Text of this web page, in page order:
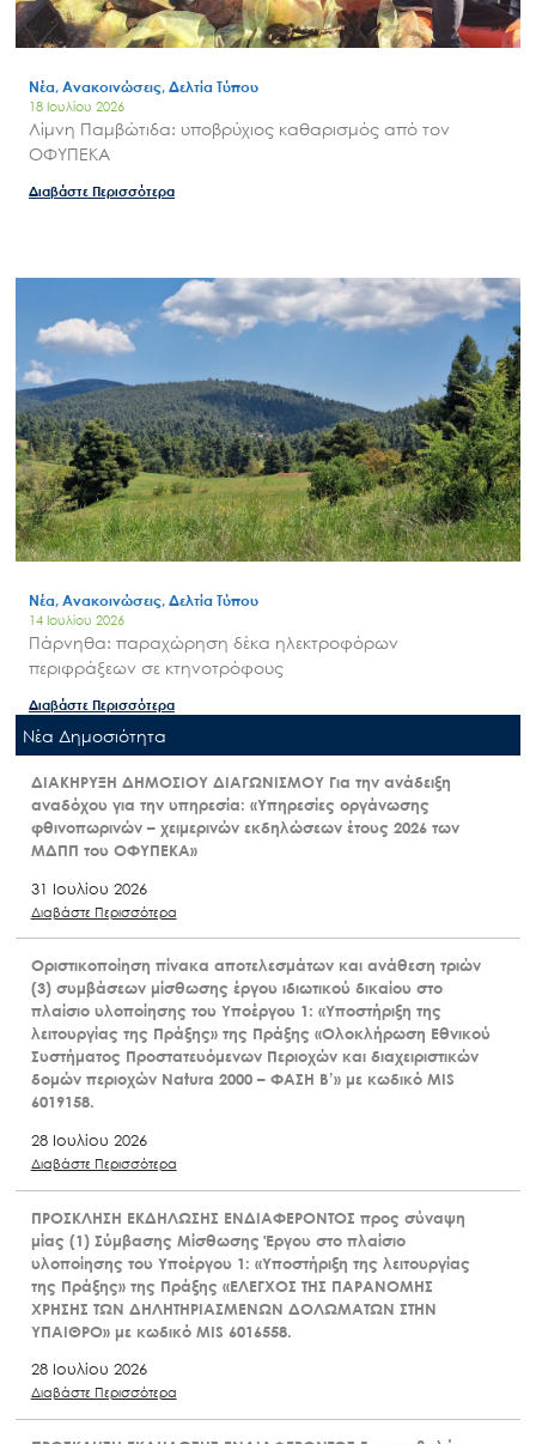
Search
for:
Ο.ΦΥ.ΠΕ.Κ.Α.
Επικοινωνία
Νέα, Ανακοινώσεις, Δελτία Τύπου
18 Ιουλίου 2026
Λίμνη Παμβώτιδα: υποβρύχιος καθαρισμός από τον
ΟΦΥΠΕΚΑ
Διαβάστε Περισσότερα
Νέα, Ανακοινώσεις, Δελτία Τύπου
14 Ιουλίου 2026
Πάρνηθα: παραχώρηση δέκα ηλεκτροφόρων
περιφράξεων σε κτηνοτρόφους
Διαβάστε Περισσότερα
Nέα Δημοσιότητα
ΔΙΑΚΗΡΥΞΗ ΔΗΜΟΣΙΟΥ ΔΙΑΓΩΝΙΣΜΟΥ Για την ανάδειξη
αναδόχου για την υπηρεσία: «Υπηρεσίες οργάνωσης
φθινοπωρινών – χειμερινών εκδηλώσεων έτους 2026 των
ΜΔΠΠ του ΟΦΥΠΕΚΑ»
31 Ιουλίου 2026
Διαβάστε Περισσότερα
Οριστικοποίηση πίνακα αποτελεσμάτων και ανάθεση τριών
(3) συμβάσεων μίσθωσης έργου ιδιωτικού δικαίου στο
πλαίσιο υλοποίησης του Υποέργου 1: «Υποστήριξη της
λειτουργίας της Πράξης» της Πράξης «Ολοκλήρωση Εθνικού
Συστήματος Προστατευόμενων Περιοχών και διαχειριστικών
δομών περιοχών Natura 2000 – ΦΑΣΗ Β’» με κωδικό MIS
6019158.
28 Ιουλίου 2026
Διαβάστε Περισσότερα
ΠΡΟΣΚΛΗΣΗ ΕΚΔΗΛΩΣΗΣ ΕΝΔΙΑΦΕΡΟΝΤΟΣ προς σύναψη
μίας (1) Σύμβασης Μίσθωσης Έργου στο πλαίσιο
υλοποίησης του Υποέργου 1: «Υποστήριξη της λειτουργίας
της Πράξης» της Πράξης «ΕΛΕΓΧΟΣ ΤΗΣ ΠΑΡΑΝΟΜΗΣ
ΧΡΗΣΗΣ ΤΩΝ ΔΗΛΗΤΗΡΙΑΣΜΕΝΩΝ ΔΟΛΩΜΑΤΩΝ ΣΤΗΝ
ΥΠΑΙΘΡΟ» με κωδικό MIS 6016558.
28 Ιουλίου 2026
Διαβάστε Περισσότερα